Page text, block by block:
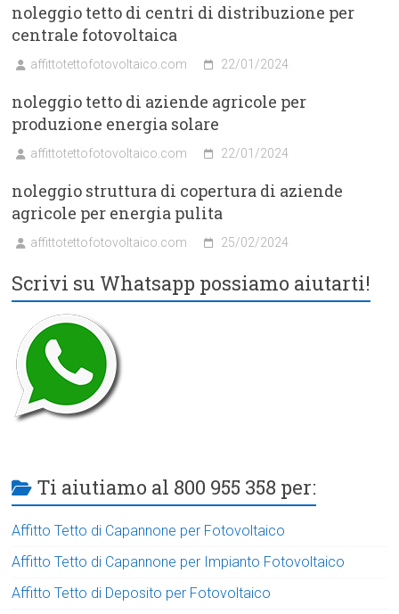
noleggio tetto di centri di distribuzione per
centrale fotovoltaica
affittotettofotovoltaico.com 22/01/2024
noleggio tetto di aziende agricole per
produzione energia solare
affittotettofotovoltaico.com 22/01/2024
noleggio struttura di copertura di aziende
agricole per energia pulita
affittotettofotovoltaico.com 25/02/2024
Scrivi su Whatsapp possiamo aiutarti!
Ti aiutiamo al 800 955 358 per:
Affitto Tetto di Capannone per Fotovoltaico
Affitto Tetto di Capannone per Impianto Fotovoltaico
Affitto Tetto di Deposito per Fotovoltaico